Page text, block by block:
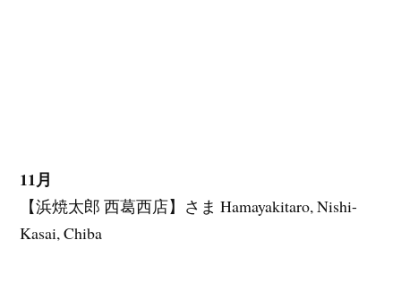
11月
【浜焼太郎 西葛西店】さま Hamayakitaro, Nishi-
Kasai, Chiba